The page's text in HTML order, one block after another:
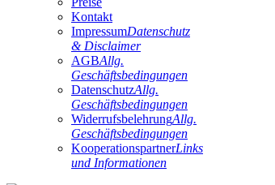
Kontakt
ImpressumDatenschutz
& Disclaimer
AGBAllg.
Geschäftsbedingungen
DatenschutzAllg.
Geschäftsbedingungen
WiderrufsbelehrungAllg.
Geschäftsbedingungen
KooperationspartnerLinks
und Informationen